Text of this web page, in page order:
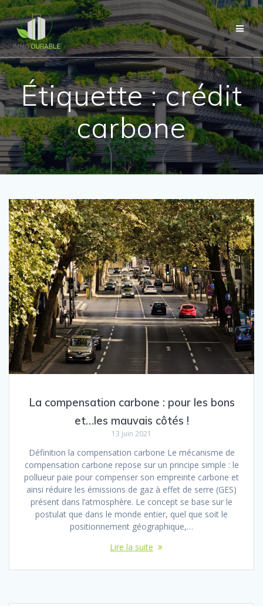
Passer
au
contenu
Étiquette :crédit
carbone
La compensation carbone : pour les bons
et…les mauvais côtés !
13 juin 2021
Définition la compensation carbone Le mécanisme de
compensation carbone repose sur un principe simple : le
pollueur paie pour compenser son empreinte carbone et
ainsi réduire les émissions de gaz à effet de serre (GES)
présent dans l’atmosphère. Le concept se base sur le
postulat que dans le monde entier, quel que soit le
positionnement géographique,…
Lire la suite